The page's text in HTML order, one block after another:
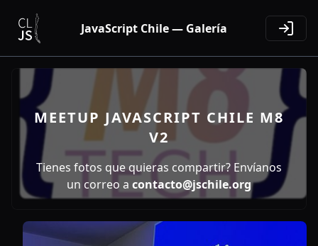
JavaScript Chile — Galería
MEETUP JAVASCRIPT CHILE M8
V2
Tienes fotos que quieras compartir? Envíanos
un correo a contacto@jschile.org